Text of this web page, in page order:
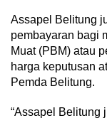
Assapel Belitung
pembayaran bagi
Muat (PBM) atau
harga keputusan
Pemda Belitung.
“Assapel Belitung